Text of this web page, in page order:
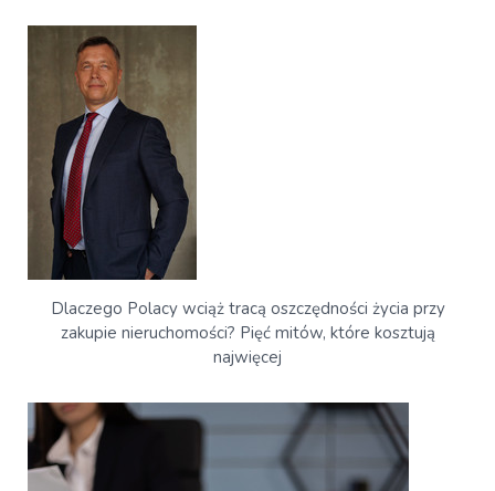
Dlaczego Polacy wciąż tracą oszczędności życia przy
zakupie nieruchomości? Pięć mitów, które kosztują
najwięcej